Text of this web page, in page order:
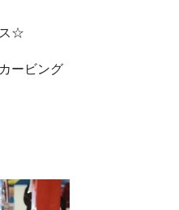
☆
ービング